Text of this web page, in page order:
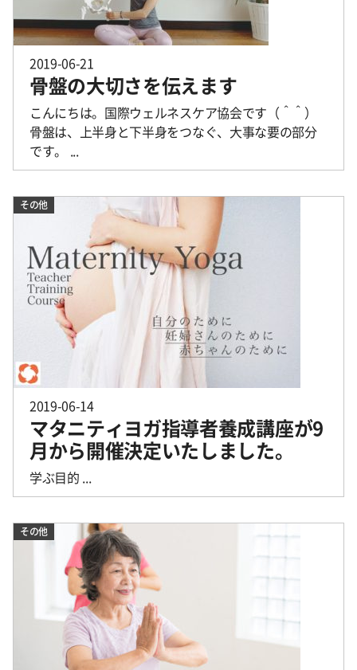
2019-06-21
骨盤の大切さを伝えます
こんにちは。国際ウェルネスケア協会です（＾＾）
骨盤は、上半身と下半身をつなぐ、大事な要の部分
です。 ...
2019-06-14
マタニティヨガ指導者養成講座が9
月から開催決定いたしました。
学ぶ目的 ...
その他
その他